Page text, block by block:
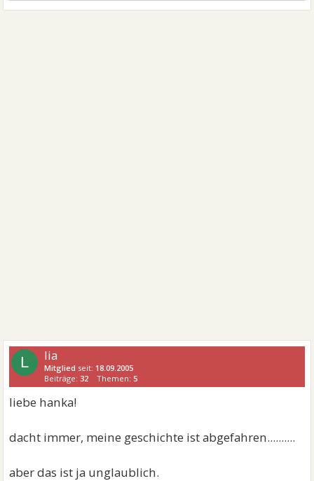
L lia
Mitglied seit: 18.09.2005
Beiträge:32 Themen:5
liebe hanka!
dacht immer, meine geschichte ist abgefahren..........
aber das ist ja unglaublich.